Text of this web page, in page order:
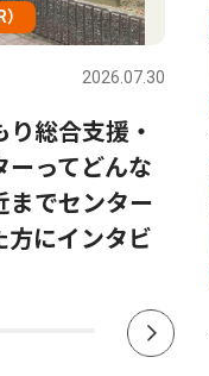
2026.07.30
総合支援・
ーってどんな
でセンター
方にインタビ